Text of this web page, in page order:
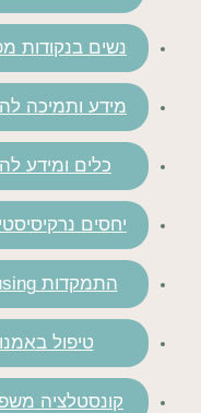
נשים בנקודות
מידע ותמיכה
כלים ומידע
יחסים
התמקדות Focusing
טיפול
קונסטלציה